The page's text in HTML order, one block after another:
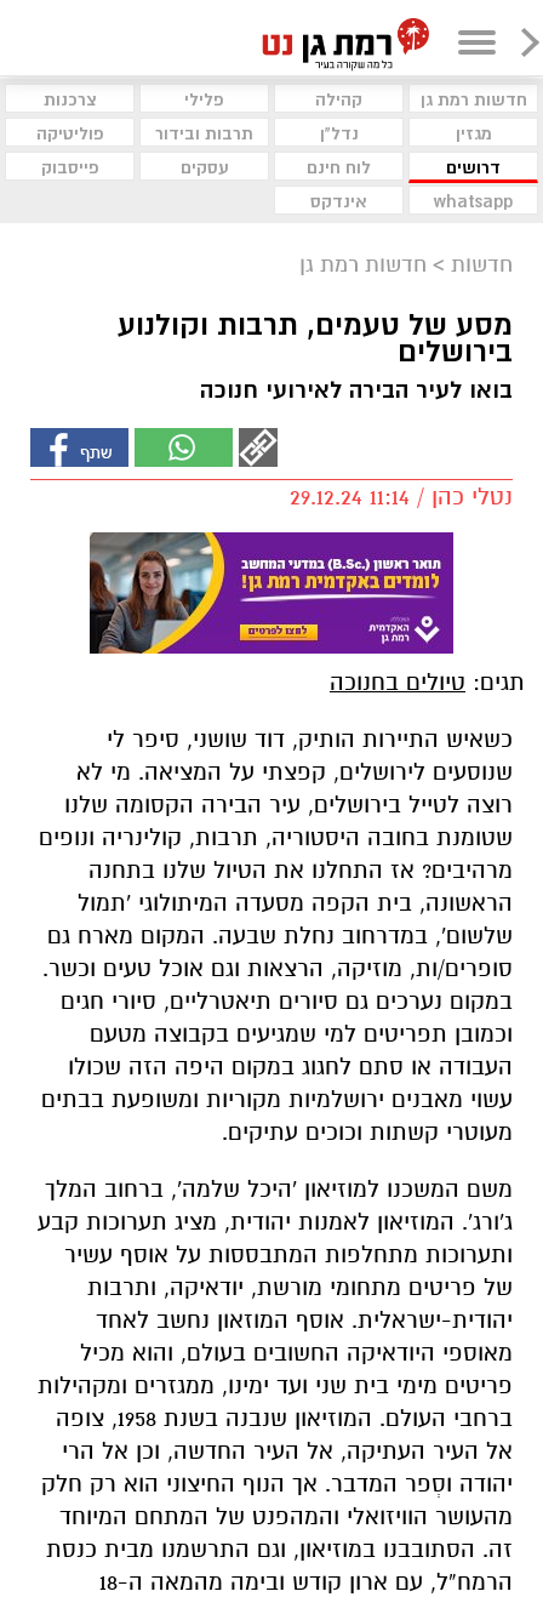
חדשות רמת גן קהילה פלילי
צרכנות
מגזין
נדל"ן תרבות ובידור
פוליטיקה
דרושים
לוח חינם עסקים
פייסבוק
whatsapp
אינדקס
חדשות > חדשות רמת גן
מסע של טעמים, תרבות וקולנוע
בירושלים
בואו לעיר הבירה לאירועי חנוכה
נטלי כהן / 11:14 29.12.24
תגים: טיולים בחנוכה
כשאיש התיירות הותיק, דוד שושני, סיפר לי
שנוסעים לירושלים, קפצתי על המציאה. מי לא
רוצה לטייל בירושלים, עיר הבירה הקסומה שלנו
שטומנת בחובה היסטוריה, תרבות, קולינריה ונופים
מרהיבים? אז התחלנו את הטיול שלנו בתחנה
הראשונה, בית הקפה מסעדה המיתולוגי 'תמול
שלשום', במדרחוב נחלת שבעה. המקום מארח גם
סופרים/ות, מוזיקה, הרצאות וגם אוכל טעים וכשר.
במקום נערכים גם סיורים תיאטרליים, סיורי חגים
וכמובן תפריטים למי שמגיעים בקבוצה מטעם
העבודה או סתם לחגוג במקום היפה הזה שכולו
עשוי מאבנים ירושלמיות מקוריות ומשופעת בבתים
מעוטרי קשתות וכוכים עתיקים.
משם המשכנו למוזיאון 'היכל שלמה', ברחוב המלך
ג'ורג'. המוזיאון לאמנות יהודית, מציג תערוכות קבע
ותערוכות מתחלפות המתבססות על אוסף עשיר
של פריטים מתחומי מורשת, יודאיקה, ותרבות
יהודית-ישראלית. אוסף המוזאון נחשב לאחד
מאוספי היודאיקה החשובים בעולם, והוא מכיל
פריטים מימי בית שני ועד ימינו, ממגזרים ומקהילות
ברחבי העולם. המוזיאון שנבנה בשנת 1958, צופה
אל העיר העתיקה, אל העיר החדשה, וכן אל הרי
יהודה וסְפר המדבר. אך הנוף החיצוני הוא רק חלק
מהעושר הוויזואלי והמהפנט של המתחם המיוחד
זה. הסתובבנו במוזיאון, וגם התרשמנו מבית כנסת
הרמח”ל, עם ארון קודש ובימה מהמאה ה-18